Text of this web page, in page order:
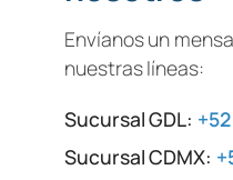
Envíanos un
nuestras líneas:
Sucursal GDL:
Sucursal CDMX: